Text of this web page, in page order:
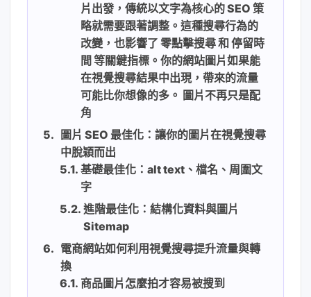
片出發，傳統以文字為核心的 SEO 策
略就需要跟著調整。這種搜尋行為的
改變，也影響了 零點擊搜尋 和 停留時
間 等關鍵指標。你的網站圖片如果能
在視覺搜尋結果中出現，帶來的流量
可能比你想像的多。 圖片不再只是配
角
圖片 SEO 最佳化：讓你的圖片在視覺搜尋
中脫穎而出
基礎最佳化：alt text、檔名、周圍文
字
進階最佳化：結構化資料與圖片
Sitemap
電商網站如何利用視覺搜尋提升流量與轉
換
商品圖片怎麼拍才容易被搜到